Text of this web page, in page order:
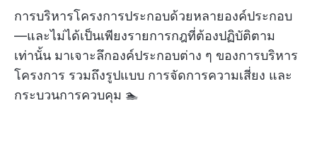
การบริหารโครงการประกอบด้วยหลายองค์ประกอบ
—และไม่ได้เป็นเพียงรายการกฎที่ต้องปฏิบัติตาม
เท่านั้น มาเจาะลึกองค์ประกอบต่าง ๆ ของการบริหาร
โครงการ รวมถึงรูปแบบ การจัดการความเสี่ยง และ
กระบวนการควบคุม 🏊